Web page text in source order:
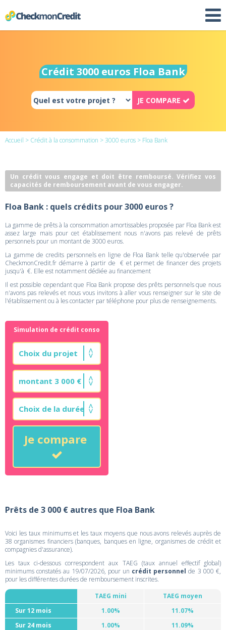
Crédit 3000 euros Floa Bank
JE COMPARE
Accueil > Crédit à la consommation >3000 euros > Floa Bank
Un crédit vous engage et doit être remboursé. Vérifiez vos
capacités de remboursement avant de vous engager.
Floa Bank : quels crédits pour 3000 euros ?
La gamme de prêts à la consommation amortissables proposée par Floa Bank est
assez large mais pour cet établissement nous n'avons pas relevé de prêts
personnels pour un montant de 3000 euros.
La gamme de credits personnels en ligne de Floa Bank telle qu'observée par
CheckmonCredit.fr démarre à partir de € et permet de financer des projets
jusqu'à €. Elle est notamment dédiée au financement
Il est possible cependant que Floa Bank propose des prêts personnels que nous
n'avons pas relevés et nous vous invitons à aller vous renseigner sur le site de
l'établissement ou à les contacter par téléphone pour plus de renseignements.
Simulation de crédit conso
Je compare
Prêts de 3 000 € autres que Floa Bank
Voici les taux minimums et les taux moyens que nous avons relevés auprès de
38 organismes financiers (banques, banques en ligne, organismes de crédit et
compagnies d'assurance).
Les taux ci-dessous correspondent aux TAEG (taux annuel effectif global)
minimums constatés au 19/07/2026, pour un crédit personnel de 3 000 €,
pour les différentes durées de remboursement inscrites.
TAEG mini
TAEG moyen
Sur 12 mois
1.00%
11.07%
Sur 24 mois
1.00%
11.09%